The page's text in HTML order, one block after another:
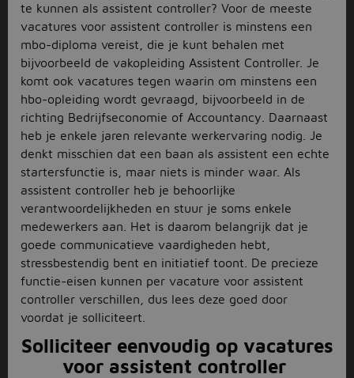
te kunnen als assistent controller? Voor de meeste
vacatures voor assistent controller is minstens een
mbo-diploma vereist, die je kunt behalen met
bijvoorbeeld de vakopleiding Assistent Controller. Je
komt ook vacatures tegen waarin om minstens een
hbo-opleiding wordt gevraagd, bijvoorbeeld in de
richting Bedrijfseconomie of Accountancy. Daarnaast
heb je enkele jaren relevante werkervaring nodig. Je
denkt misschien dat een baan als assistent een echte
startersfunctie is, maar niets is minder waar. Als
assistent controller heb je behoorlijke
verantwoordelijkheden en stuur je soms enkele
medewerkers aan. Het is daarom belangrijk dat je
goede communicatieve vaardigheden hebt,
stressbestendig bent en initiatief toont. De precieze
functie-eisen kunnen per vacature voor assistent
controller verschillen, dus lees deze goed door
voordat je solliciteert.
Solliciteer eenvoudig op vacatures
voor assistent controller